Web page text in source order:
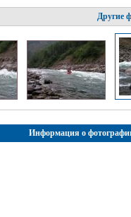
Другие
Информация о